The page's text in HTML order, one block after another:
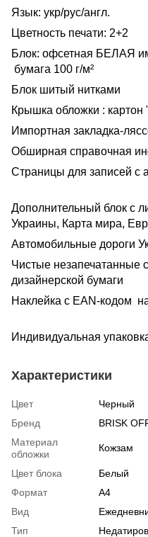
Язык:
Цветность печати: 2+2
Блок: офсетная БЕЛАЯ
бумага 100 г/м²
Блок
Крышка обложки :
Импортная
Обширная
Страницы для
Дополнительный блок с
Украины, Карта мира,
Автомобильные дороги
Чистые незапечатанные
дизайнерской бумаги
Наклейка с EAN-кодом
Индивидуальная
Характеристики
Цвет
Черный
Бренд
BRISK
Материал
обложки
Кожзам
Цвет блока
Белый
Формат
А4
Вид
Тип